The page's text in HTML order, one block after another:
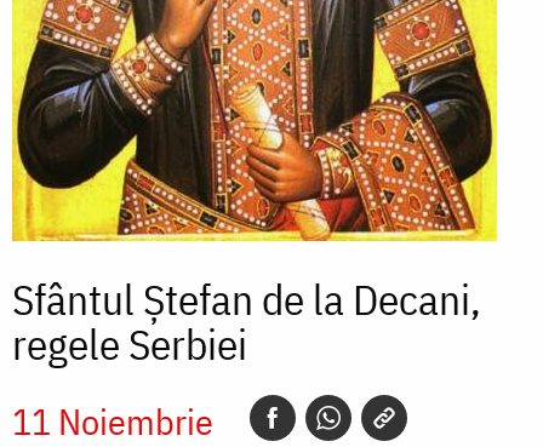
Sfântul Ștefan de la Decani,
regele Serbiei
11 Noiembrie